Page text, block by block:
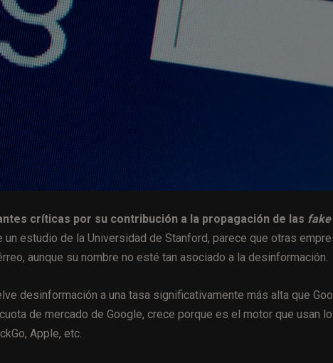
críticas por su contribución a la propagación de las
un estudio de la Universidad de Stanford, parece que otras
aunque su nombre no esté tan asociado a la desinformación.
desinformación a una tasa significativamente más alta que
de mercado de Google, crece porque es el motor que usan
Apple, etc.